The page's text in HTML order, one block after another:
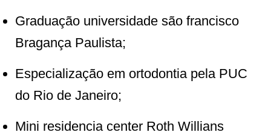
Graduação universidade são francisco
Bragança Paulista;
Especialização em ortodontia pela PUC
do Rio de Janeiro;
Mini residencia center Roth Willians